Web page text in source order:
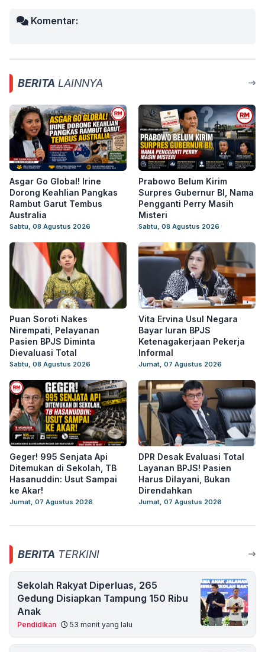
Komentar:
BERITA LAINNYA
Asgar Go Global! Irine
Dorong Keahlian Pangkas
Rambut Garut Tembus
Australia
Sabtu, 08 Agustus 2026
Prabowo Belum Kirim
Surpres Gubernur BI, Nama
Pengganti Perry Masih
Misteri
Sabtu, 08 Agustus 2026
Puan Soroti Nakes
Nirempati, Pelayanan
Pasien BPJS Diminta
Dievaluasi Total
Sabtu, 08 Agustus 2026
Vita Ervina Usul Negara
Bayar Iuran BPJS
Ketenagakerjaan Pekerja
Informal
Jumat, 07 Agustus 2026
Geger! 995 Senjata Api
Ditemukan di Sekolah, TB
Hasanuddin: Usut Sampai
ke Akar!
Jumat, 07 Agustus 2026
DPR Desak Evaluasi Total
Layanan BPJS! Pasien
Harus Dilayani, Bukan
Direndahkan
Jumat, 07 Agustus 2026
BERITA TERKINI
Sekolah Rakyat Diperluas, 265
Gedung Disiapkan Tampung 150 Ribu
Anak
Pendidikan 53 menit yang lalu